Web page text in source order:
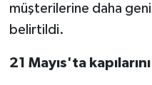
müşterilerine daha
belirtildi.
21 Mayıs'ta